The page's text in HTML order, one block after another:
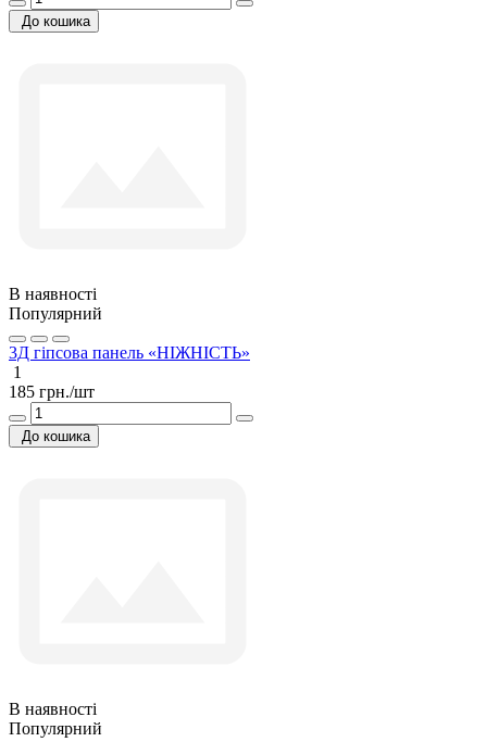
До кошика
В наявності
Популярний
3Д гіпсова панель «НІЖНІСТЬ»
1
185 грн./шт
До кошика
В наявності
Популярний